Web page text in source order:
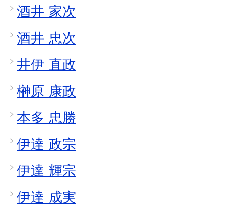
酒井 家次
酒井 忠次
井伊 直政
榊原 康政
本多 忠勝
伊達 政宗
伊達 輝宗
伊達 成実